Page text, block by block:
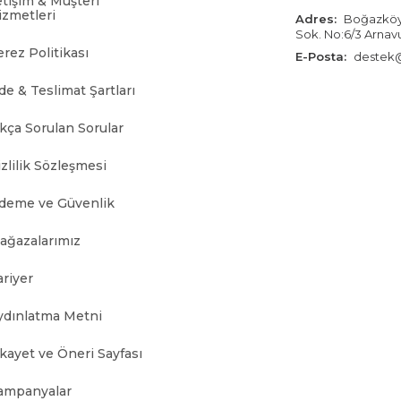
dayanıklı hem de uzun ömürlü olmasını sağlar. Aynı zamanda
gün boyu rahat kullanım sunar.
kullanılabilir.
Nelere Dikkat Edilmeli?
hem de uzun ömürlü kullanım açısından önemlidir.
Politikası
& Teslimat Şartları
Sorulan Sorular
Sözleşmesi
ve Güvenlik
Metni
ve Öneri Sayfası
Adres:
Sok. No:6/3
E-Posta: